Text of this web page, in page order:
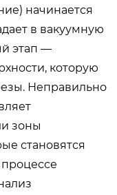
начинается
в вакуумную
этап —
которую
Неправильно
зоны
становятся